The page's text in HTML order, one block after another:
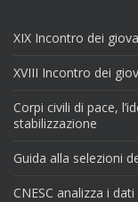
XIX Incontro dei
XVIII Incontro dei
Corpi civili di pace,
stabilizzazione
Guida alla selezioni
CNESC analizza i